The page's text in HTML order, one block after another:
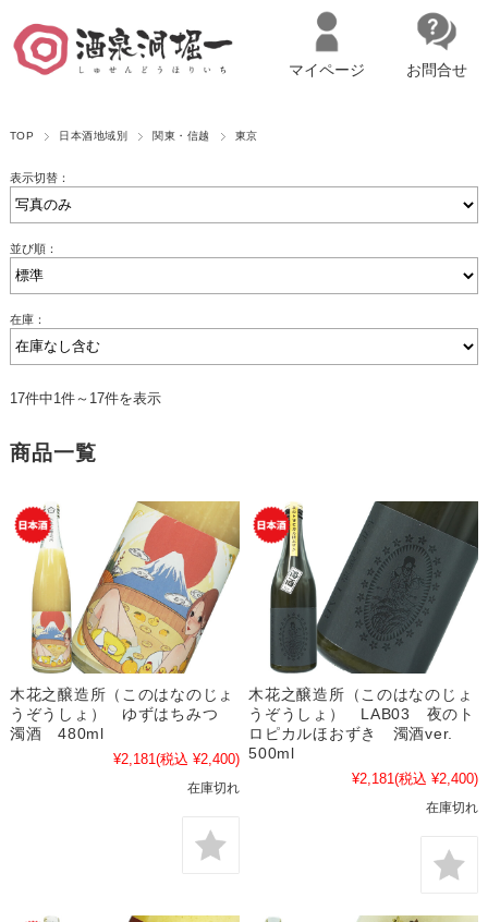
名古屋市西区の「造り手の想いを伝える」日本酒・ワインセレクトショ
マイページ お問合せ
TOP 日本酒地域別 関東・信越 東京
表示切替：
並び順：
在庫：
17件中1件～17件を表示
商品一覧
木花之醸造所（このはなのじょ
うぞうしょ） ゆずはちみつ
濁酒 480ml
¥2,181(税込 ¥2,400)
在庫切れ
木花之醸造所（このはなのじょ
うぞうしょ） LAB03 夜のト
ロピカルほおずき 濁酒ver.
500ml
¥2,181(税込 ¥2,400)
在庫切れ